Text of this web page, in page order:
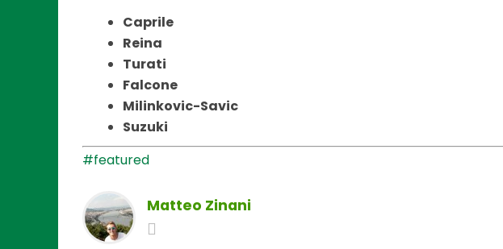
Caprile
Reina
Turati
Falcone
Milinkovic-Savic
Suzuki
#featured
Matteo Zinani